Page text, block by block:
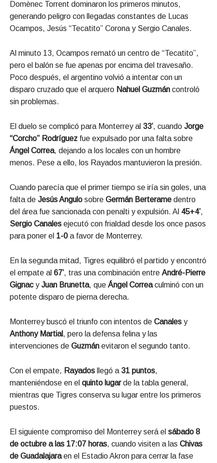
Domènec Torrent dominaron los primeros minutos,
generando peligro con llegadas constantes de Lucas
Ocampos, Jesús “Tecatito” Corona y Sergio Canales.
Al minuto 13, Ocampos remató un centro de “Tecatito”,
pero el balón se fue apenas por encima del travesaño.
Poco después, el argentino volvió a intentar con un
disparo cruzado que el arquero Nahuel Guzmán controló
sin problemas.
El duelo se complicó para Monterrey al 33’, cuando Jorge
“Corcho” Rodríguez fue expulsado por una falta sobre
Ángel Correa, dejando a los locales con un hombre
menos. Pese a ello, los Rayados mantuvieron la presión.
Cuando parecía que el primer tiempo se iría sin goles, una
falta de Jesús Angulo sobre Germán Berterame dentro
del área fue sancionada con penalti y expulsión. Al 45+4’,
Sergio Canales ejecutó con frialdad desde los once pasos
para poner el 1-0 a favor de Monterrey.
En la segunda mitad, Tigres equilibró el partido y encontró
el empate al 67’, tras una combinación entre André-Pierre
Gignac yJuan Brunetta, que Ángel Correaculminó con un
potente disparo de pierna derecha.
Monterrey buscó el triunfo con intentos de Canales y
Anthony Martial, pero la defensa felina y las
intervenciones de Guzmán evitaron el segundo tanto.
Con el empate, Rayados llegó a 31 puntos,
manteniéndose en el quinto lugarde la tabla general,
mientras que Tigres conserva su lugar entre los primeros
puestos.
El siguiente compromiso del Monterrey será el sábado 8
de octubre a las 17:07 horas, cuando visiten a las Chivas
de Guadalajaraen el Estadio Akron para cerrar la fase